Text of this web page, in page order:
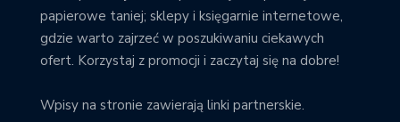
papierowe taniej; sklepy i księgarnie internetowe,
gdzie warto zajrzeć w poszukiwaniu ciekawych
ofert. Korzystaj z promocji i zaczytaj się na dobre!
Wpisy na stronie zawierają linki partnerskie.